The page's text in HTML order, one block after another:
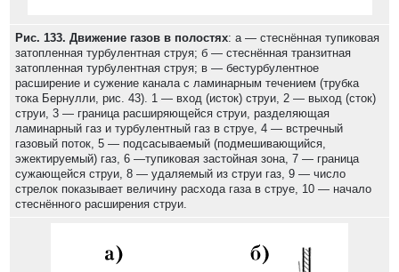
Рис. 133. Движение газов в полостях: а — стеснённая тупиковая
затопленная турбулентная струя; б — стеснённая транзитная
затопленная турбулентная струя; в — бестурбулентное
расширение и сужение канала с ламинарным течением (трубка
тока Бернулли, рис. 43). 1 — вход (исток) струи, 2 — выход (сток)
струи, 3 — граница расширяющейся струи, разделяющая
ламинарный газ и турбулентный газ в струе, 4 — встречный
газовый поток, 5 — подсасываемый (подмешивающийся,
эжектируемый) газ, 6 —тупиковая застойная зона, 7 — граница
сужающейся струи, 8 — удаляемый из струи газ, 9 — число
стрелок показывает величину расхода газа в струе, 10 — начало
стеснённого расширения струи.